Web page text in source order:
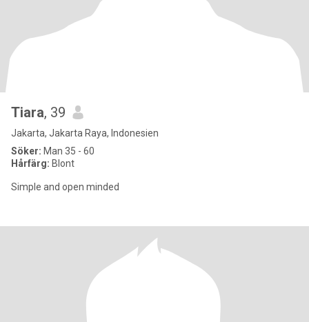
Tiara, 39
Jakarta, Jakarta Raya, Indonesien
Söker: Man 35 - 60
Hårfärg: Blont
Simple and open minded